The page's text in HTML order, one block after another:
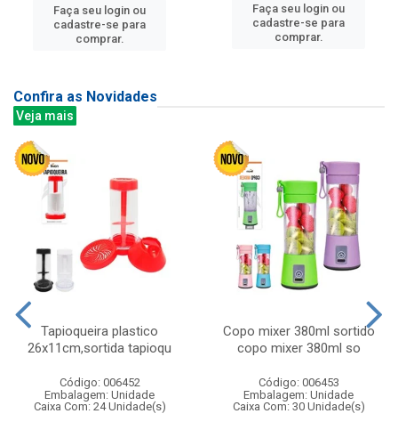
Faça seu login ou
cadastre-se para
comprar.
Faça seu login ou
cadastre-se para
comprar.
Confira as Novidades
Veja mais
Tapioqueira plastico
26x11cm,sortida tapioqu
Código: 006452
Embalagem: Unidade
Caixa Com: 24 Unidade(s)
Copo mixer 380ml sortido
copo mixer 380ml so
Código: 006453
Embalagem: Unidade
Caixa Com: 30 Unidade(s)